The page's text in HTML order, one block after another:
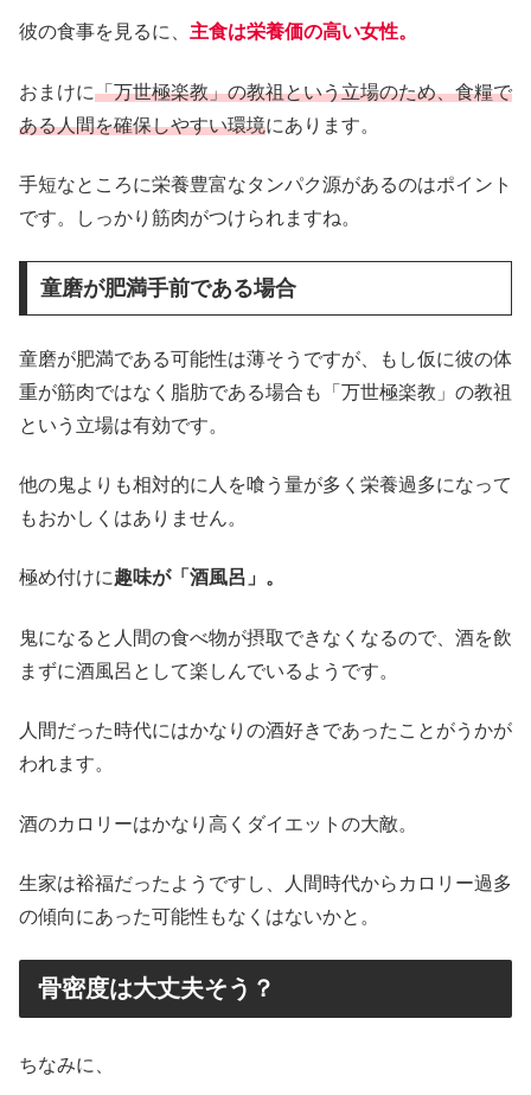
彼の食事を見るに、 主食は栄養価の高い女性。
おまけに「万世極楽教」の教祖という立場のため、食糧で
ある人間を確保しやすい環境にあります。
手短なところに栄養豊富なタンパク源があるのはポイント
です。しっかり筋肉がつけられますね。
童磨が肥満手前である場合
童磨が肥満である可能性は薄そうですが、もし仮に彼の体
重が筋肉ではなく脂肪である場合も「万世極楽教」の教祖
という立場は有効です。
他の鬼よりも相対的に人を喰う量が多く栄養過多になって
もおかしくはありません。
極め付けに趣味が「酒風呂」。
鬼になると人間の食べ物が摂取できなくなるので、酒を飲
まずに酒風呂として楽しんでいるようです。
人間だった時代にはかなりの酒好きであったことがうかが
われます。
酒のカロリーはかなり高くダイエットの大敵。
生家は裕福だったようですし、人間時代からカロリー過多
の傾向にあった可能性もなくはないかと。
骨密度は大丈夫そう？
ちなみに、